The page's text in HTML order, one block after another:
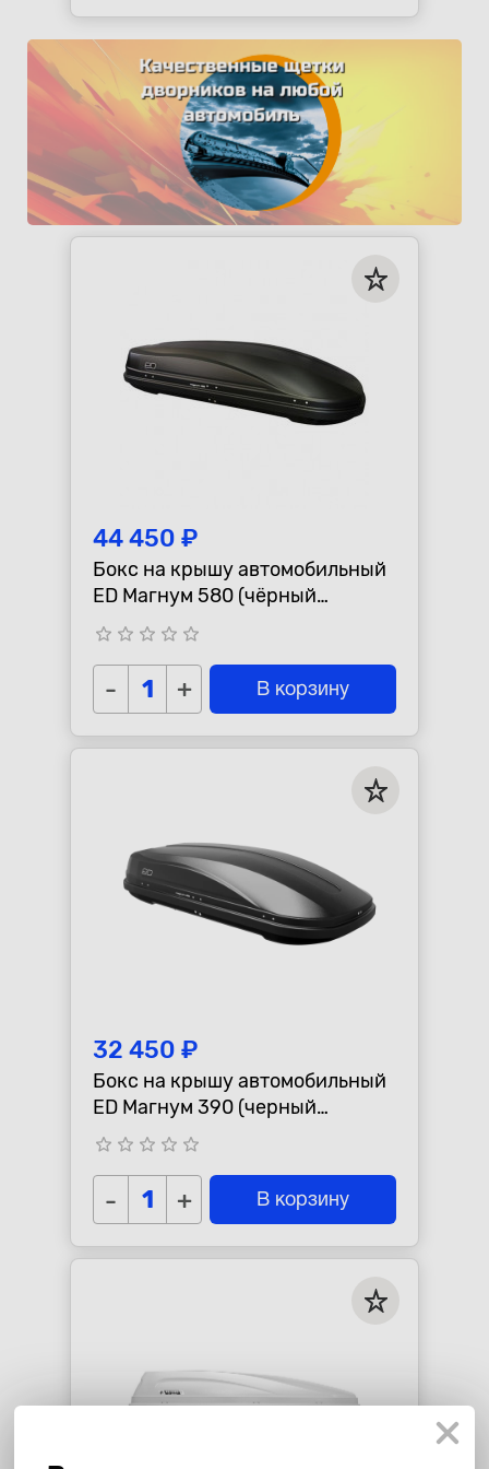
44 450 ₽
Бокс на крышу автомобильный
ED Магнум 580 (чёрный
матовый) (2200х840х400)
Быстросъём
star_border star_border star_border star_border star_border
- + В корзину
32 450 ₽
Бокс на крышу автомобильный
ED Магнум 390 (черный
матовый) (1850х840х400)
Быстросъём
star_border star_border star_border star_border star_border
- + В корзину